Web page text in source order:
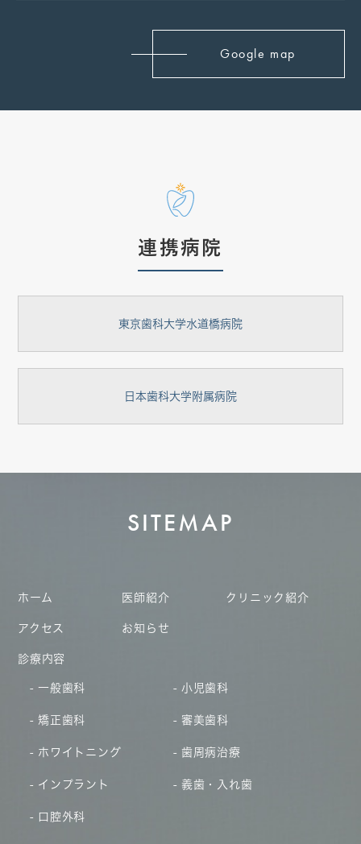
Google map
連携病院
東京歯科大学水道橋病院
日本歯科大学附属病院
SITEMAP
ホーム 医師紹介 クリニック紹介
アクセス お知らせ
診療内容
一般歯科 小児歯科
矯正歯科 審美歯科
ホワイトニング 歯周病治療
インプラント 義歯・入れ歯
口腔外科